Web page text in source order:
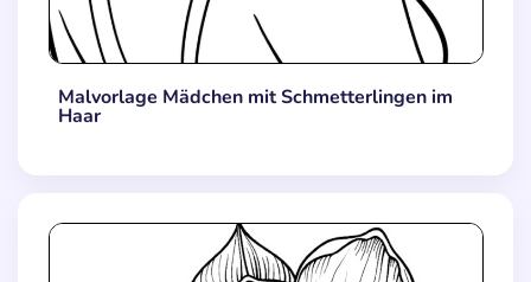
Malvorlage Mädchen mit Schmetterlingen im
Haar